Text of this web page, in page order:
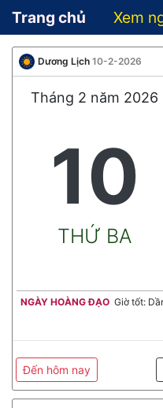
Trang chủ Xem
Dương Lịch 10-2-2026
Tháng 2 năm 2026
10
THỨ BA
NGÀY HOÀNG ĐẠO Giờ tốt:
Đến hôm nay